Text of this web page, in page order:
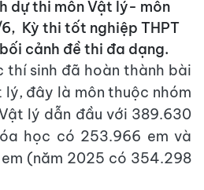
dự thi môn Vật lý- môn
Kỳ thi tốt nghiệp THPT
cảnh đề thi đa dạng.
thí sinh đã hoàn thành bài
đây là môn thuộc nhóm
lý dẫn đầu với 389.630
học có 253.966 em và
(năm 2025 có 354.298